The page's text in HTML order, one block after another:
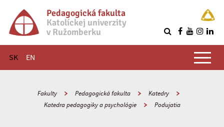
Pedagogická fakulta
Katolíckej univerzity
v Ružomberku
SK EN
Hlavné menu
Fakulty Pedagogická fakulta
Katedry
Katedra pedagogiky a psychológie
Podujatia